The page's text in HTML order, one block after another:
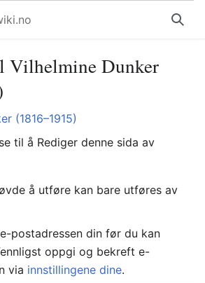
Søk
Dunker
(1816–1915)
til å Rediger denne sida av
å utføre kan bare utføres av
postadressen din før du kan
oppgi og bekreft e-
via innstillingene dine.